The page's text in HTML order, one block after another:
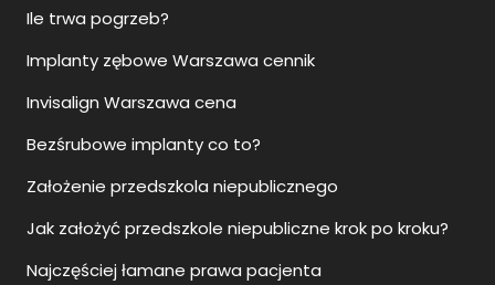
Ile trwa pogrzeb?
Implanty zębowe Warszawa cennik
Invisalign Warszawa cena
Bezśrubowe implanty co to?
Założenie przedszkola niepublicznego
Jak założyć przedszkole niepubliczne krok po kroku?
Najczęściej łamane prawa pacjenta